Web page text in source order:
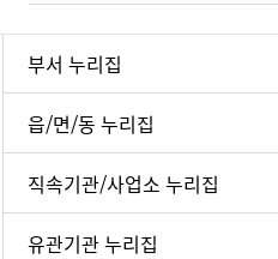
부서 누리집
읍/면/동 누리집
직속기관/사업소 누리집
유관기관 누리집